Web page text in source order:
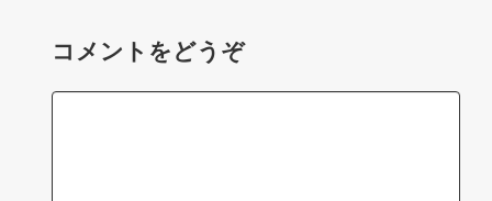
コメントをどうぞ